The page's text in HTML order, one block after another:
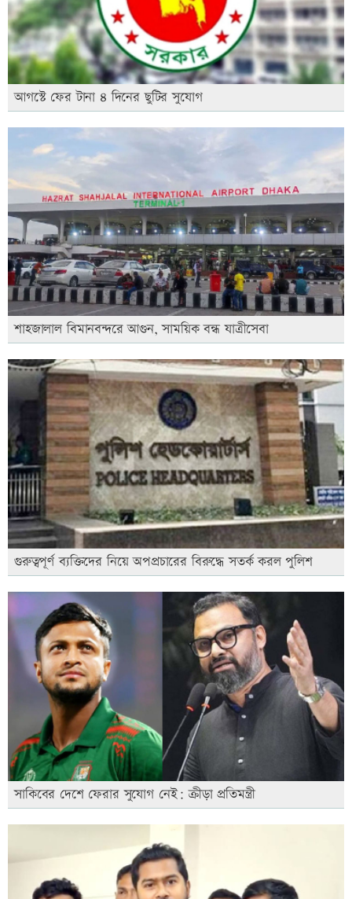
আগস্টে ফের টানা ৪ দিনের ছুটির সুযোগ
শাহজালাল বিমানবন্দরে আগুন, সাময়িক বন্ধ যাত্রীসেবা
গুরুত্বপূর্ণ ব্যক্তিদের নিয়ে অপপ্রচারের বিরুদ্ধে সতর্ক করল পুলিশ
সাকিবের দেশে ফেরার সুযোগ নেই: ক্রীড়া প্রতিমন্ত্রী